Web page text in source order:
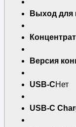
Выход для
Версия
USB-CНет
USB-C